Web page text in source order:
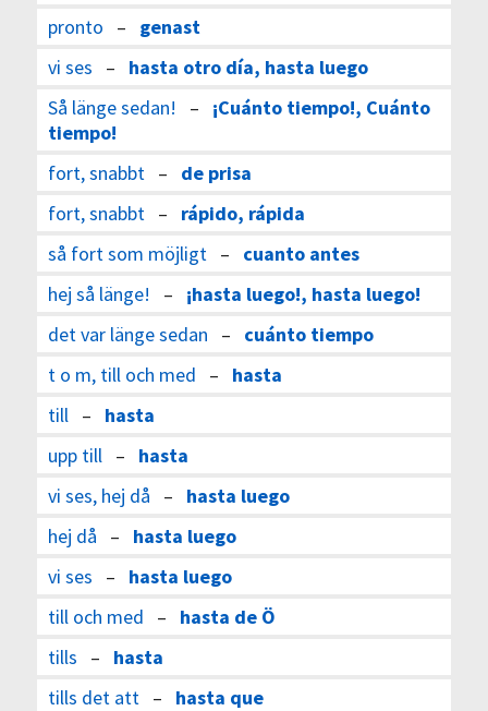
pronto – genast
vi ses – hasta otro día, hasta luego
Så länge sedan! – ¡Cuánto tiempo!, Cuánto
tiempo!
fort, snabbt– de prisa
fort, snabbt– rápido, rápida
så fort som möjligt– cuanto antes
hej så länge! – ¡hasta luego!, hasta luego!
det var länge sedan – cuánto tiempo
t o m, till och med – hasta
till– hasta
upp till– hasta
vi ses, hej då – hasta luego
hej då – hasta luego
vi ses – hasta luego
till och med – hasta de Ö
tills – hasta
tills det att– hasta que